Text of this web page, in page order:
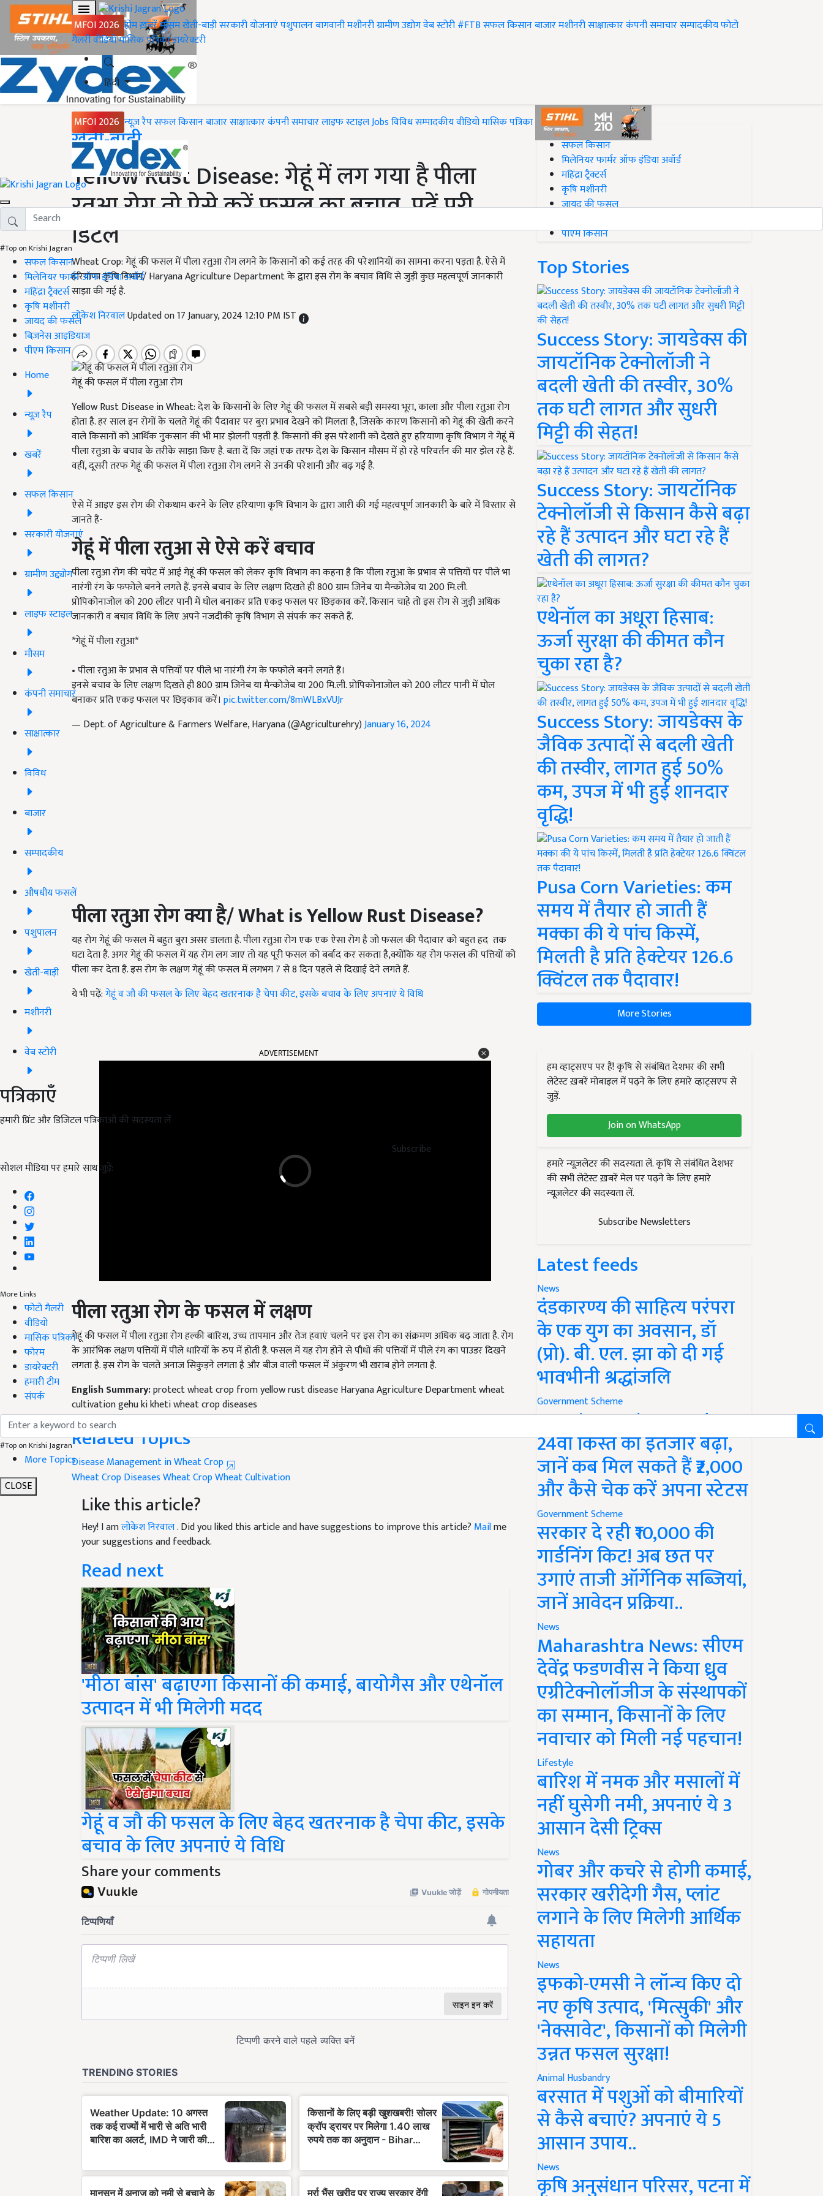
MFOI 2026 होमख़बरेंमौसमखेती-बाड़ीसरकारी योजनाएंपशुपालनबागवानीमशीनरीग्रामीण उद्योगवेब स्टोरी#FTBसफल किसानबाजारमशीनरीसाक्षात्कारकंपनी समाचारसम्पादकीयफोटो
गैलरीवीडियोमासिक पत्रिकाडायरेक्टरी
हिंदी
MFOI 2026 न्यूज़ रैपसफल किसानबाजारसाक्षात्कारकंपनी समाचारलाइफ स्टाइलJobsविविधसम्पादकीयवीडियोमासिक पत्रिका
#Top on Krishi Jagran
सफल किसान
मिलेनियर फार्मर ऑफ इंडिया अवॉर्ड
महिंद्रा ट्रैक्टर्स
कृषि मशीनरी
जायद की फसल
बिज़नेस आइडियाज
पीएम किसान
Home
न्यूज़ रैप
खबरें
सफल किसान
सरकारी योजनाएं
ग्रामीण उद्द्योग
लाइफ स्टाइल
मौसम
कंपनी समाचार
साक्षात्कार
विविध
बाजार
सम्पादकीय
औषधीय फसलें
पशुपालन
खेती-बाड़ी
मशीनरी
वेब स्टोरी
पत्रिकाएँ
हमारी प्रिंट और डिजिटल पत्रिकाओं की सदस्यता लें
Subscribe
सोशल मीडिया पर हमारे साथ जुड़ें:
More Links
फोटो गैलरी
वीडियो
मासिक पत्रिका
फोरम
डायरेक्टरी
हमारी टीम
संपर्क
#Top on Krishi Jagran
More Topics
CLOSE
Home
खेती-बाड़ी
Yellow Rust Disease: गेहूं में लग गया है पीला
रतुआ रोग तो ऐसे करें फसल का बचाव, पढ़ें पूरी
डिटेल
Wheat Crop: गेहूं की फसल में पीला रतुआ रोग लगने के किसानों को कई तरह की परेशानियों का सामना करना पड़ता है. ऐसे में
हरियाणा कृषि विभाग/ Haryana Agriculture Department के द्वारा इस रोग के बचाव विधि से जुड़ी कुछ महत्वपूर्ण जानकारी
साझा की गई है.
लोकेश निरवालUpdated on 17 January, 2024 12:10 PM IST
गेहूं की फसल में पीला रतुआ रोग
Yellow Rust Disease in Wheat: देश के किसानों के लिए गेहूं की फसल में सबसे बड़ी समस्या भूरा, काला और पीला रतुआ रोग
होता है. हर साल इन रोगों के चलते गेहूं की पैदावार पर बुरा प्रभाव देखने को मिलता है, जिसके कारण किसानों को गेहूं की खेती करने
वाले किसानों को आर्थिक नुकसान की भी मार झेलनी पड़ती है. किसानों की इस परेशानी को देखते हुए हरियाणा कृषि विभाग ने गेहूं में
पीला रतुआ के बचाव के तरीके साझा किए है. बता दें कि जहां एक तरफ देश के किसान मौसम में हो रहे परिवर्तन की मार झेल रहे हैं.
वहीं, दूसरी तरफ गेहूं की फसल में पीला रतुआ रोग लगने से उनकी परेशानी और बढ़ गई है.
ऐसे में आइए इस रोग की रोकथाम करने के लिए हरियाणा कृषि विभाग के द्वारा जारी की गई महत्वपूर्ण जानकारी के बारे में विस्तार से
जानते हैं-
गेहूं में पीला रतुआ से ऐसे करें बचाव
पीला रतुआ रोग की चपेट में आई गेहूं की फसल को लेकर कृषि विभाग का कहना है कि पीला रतुआ के प्रभाव से पत्तियों पर पीले भा
नारंगी रंग के फफोले बनने लगते हैं. इनसे बचाव के लिए लक्षण दिखते ही 800 ग्राम जिनेब या मैन्कोजेब या 200 मि.ली.
प्रोपिकोनाजोल को 200 लीटर पानी में घोल बनाकर प्रति एकड़ फसल पर छिड़काव करें. किसान चाहे तो इस रोग से जुड़ी अधिक
जानकारी व बचाव विधि के लिए अपने नजदीकी कृषि विभाग से संपर्क कर सकते हैं.
*गेहूं में पीला रतुआ*
• पीला रतुआ के प्रभाव से पत्तियों पर पीले भा नारंगी रंग के फफोले बनने लगते हैं।
इनसे बचाव के लिए लक्षण दिखते ही 800 ग्राम जिनेब या मैन्कोजेब या 200 मि.ली. प्रोपिकोनाजोल को 200 लीटर पानी में घोल
बनाकर प्रति एकड़ फसल पर छिड़काव करें। pic.twitter.com/8mWLBxVUJr
— Dept. of Agriculture & Farmers Welfare, Haryana (@Agriculturehry)January 16, 2024
पीला रतुआ रोग क्या है/What is Yellow Rust Disease?
यह रोग गेहूं की फसल में बहुत बुरा असर डालता है. पीला रतुआ रोग एक एक ऐसा रोग है जो फसल की पैदावार को बहुत हद तक
घटा देता है. अगर गेहूं की फसल में यह रोग लग जाए तो यह पूरी फसल को बर्बाद कर सकता है,क्योंकि यह रोग फसल की पत्तियों को
पीला कर देता है. इस रोग के लक्षण गेहूं की फसल में लगभग 7 से 8 दिन पहले से दिखाई देने लगते हैं.
ये भी पढ़ें:गेहूं व जौ की फसल के लिए बेहद खतरनाक है चेपा कीट, इसके बचाव के लिए अपनाएं ये विधि
पीला रतुआ रोग के फसल में लक्षण
गेहूं की फसल में पीला रतुआ रोग हल्की बारिश, उच्च तापमान और तेज हवाएं चलने पर इस रोग का संक्रमण अधिक बढ़ जाता है. रोग
के आरंभिक लक्षण पत्तियों में पीले धारियों के रुप में होती है. फसल में यह रोग होने से पौधों की पत्तियों में पीले रंग का पाउडर दिखने
लगता है. इस रोग के चलते अनाज सिकुड़ने लगता है और बीज वाली फसल में अंकुरण भी खराब होने लगता है.
protect wheat crop from yellow rust disease Haryana Agriculture Department wheat
cultivation gehu ki kheti wheat crop diseases
Published on:17 January 2024, 11:49 AM IST
Related Topics
Disease Management in Wheat Crop
Wheat Crop Diseases Wheat CropWheat Cultivation
Like this article?
Hey! I amलोकेश निरवाल. Did you liked this article and have suggestions to improve this article?
your suggestions and feedback.
Read next
'मीठा बांस' बढ़ाएगा किसानों की कमाई, बायोगैस और एथेनॉल
उत्पादन में भी मिलेगी मदद
गेहूं व जौ की फसल के लिए बेहद खतरनाक है चेपा कीट, इसके
बचाव के लिए अपनाएं ये विधि
Share your comments
#Top on Krishi Jagran
सफल किसान
मिलेनियर फार्मर ऑफ इंडिया अवॉर्ड
महिंद्रा ट्रैक्टर्स
कृषि मशीनरी
जायद की फसल
पीएम किसान
Top Stories
Success Story: जायडेक्स की
जायटॉनिक टेक्नोलॉजी ने
बदली खेती की तस्वीर, 30%
तक घटी लागत और सुधरी
मिट्टी की सेहत!
Success Story: जायटॉनिक
टेक्नोलॉजी से किसान कैसे बढ़ा
रहे हैं उत्पादन और घटा रहे हैं
खेती की लागत?
एथेनॉल का अधूरा हिसाब:
ऊर्जा सुरक्षा की कीमत कौन
चुका रहा है?
Success Story: जायडेक्स के
जैविक उत्पादों से बदली खेती
की तस्वीर, लागत हुई 50%
कम, उपज में भी हुई शानदार
वृद्धि!
Pusa Corn Varieties: कम
समय में तैयार हो जाती हैं
मक्का की ये पांच किस्में,
मिलती है प्रति हेक्टेयर 126.6
क्विंटल तक पैदावार!
More Stories
हम व्हाट्सएप पर हैं! कृषि से संबंधित देशभर की सभी
लेटेस्ट ख़बरें मोबाइल में पढ़ने के लिए हमारे व्हाट्सएप से
जुड़ें.
Join on WhatsApp
हमारे न्यूज़लेटर की सदस्यता लें. कृषि से संबंधित देशभर
की सभी लेटेस्ट ख़बरें मेल पर पढ़ने के लिए हमारे
न्यूज़लेटर की सदस्यता लें.
Subscribe Newsletters
Latest feeds
News
दंडकारण्य की साहित्य परंपरा
के एक युग का अवसान, डॉ
(प्रो). बी. एल. झा को दी गई
भावभीनी श्रद्धांजलि
Government Scheme
PM Kisan Yojana Update:
24वीं किस्त का इंतजार बढ़ा,
जानें कब मिल सकते हैं ₹2,000
और कैसे चेक करें अपना स्टेटस
Government Scheme
सरकार दे रही ₹10,000 की
गार्डनिंग किट! अब छत पर
उगाएं ताजी ऑर्गेनिक सब्जियां,
जानें आवेदन प्रक्रिया..
News
Maharashtra News: सीएम
देवेंद्र फडणवीस ने किया ध्रुव
एग्रीटेक्नोलॉजीज के संस्थापकों
का सम्मान, किसानों के लिए
नवाचार को मिली नई पहचान!
Lifestyle
बारिश में नमक और मसालों में
नहीं घुसेगी नमी, अपनाएं ये 3
आसान देसी ट्रिक्स
News
गोबर और कचरे से होगी कमाई,
सरकार खरीदेगी गैस, प्लांट
लगाने के लिए मिलेगी आर्थिक
सहायता
News
इफको-एमसी ने लॉन्च किए दो
नए कृषि उत्पाद, 'मित्सुकी' और
'नेक्सावेट', किसानों को मिलेगी
उन्नत फसल सुरक्षा!
Animal Husbandry
बरसात में पशुओं को बीमारियों
से कैसे बचाएं? अपनाएं ये 5
आसान उपाय..
News
कृषि अनुसंधान परिसर, पटना में